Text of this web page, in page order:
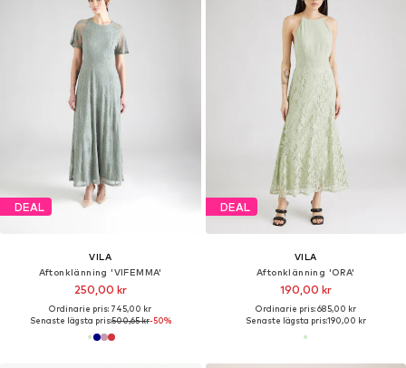
DEAL
VILA
Aftonklänning 'VIFEMMA'
250,00 kr
Ordinarie pris: 745,00 kr
Senaste lägsta pris:500,65 kr-50%
DEAL
VILA
Aftonklänning 'ORA'
190,00 kr
Ordinarie pris: 685,00 kr
Senaste lägsta pris:190,00 kr